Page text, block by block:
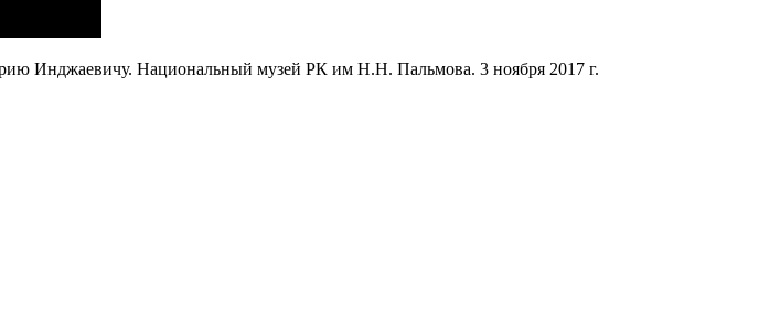
Инджаевичу. Национальный музей РК им Н.Н. Пальмова. 3 ноября 2017 г.